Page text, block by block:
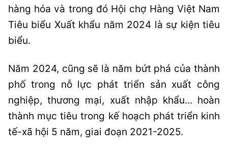
hàng hóa và trong đó Hội chợ Hàng Việt Nam
Tiêu biểu Xuất khẩu năm 2024 là sự kiện tiêu
biểu.
Năm 2024, cũng sẽ là năm bứt phá của thành
phố trong nỗ lực phát triển sản xuất công
nghiệp, thương mại, xuất nhập khẩu... hoàn
thành mục tiêu trong kế hoạch phát triển kinh
tế-xã hội 5 năm, giai đoạn 2021-2025.